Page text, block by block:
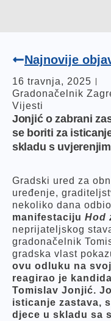
Najnovije
16 travnja, 2025
Gradonačelnik
Vijesti
Jonjić o zabrani
se boriti za
skladu s
Gradski ured za
uređenje,
nekoliko dana
manifestaciju Hod
neprijateljskog
gradonačelnik
gradska vlast
ovu odluku na
reagirao je
Tomislav Jonjić.
isticanje zastava,
djece u skladu sa